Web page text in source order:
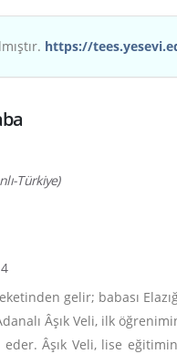
https://
Türkiye)
gelir; babası
Âşık Veli, ilk
Âşık Veli, lise